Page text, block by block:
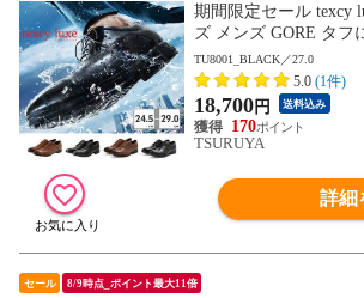
期間限定セール texcy
ズ メンズ GORE タフ
ジネスシューズ
U8004 TU8005
ュクス GORE-TEX ゴ
幅 3E 4E
TU8001_BLACK／27.0
5.0 (1件)
18,700円 送料込み
170
TSURUYA
詳細
セール 8/9時点_ポイント最大11倍